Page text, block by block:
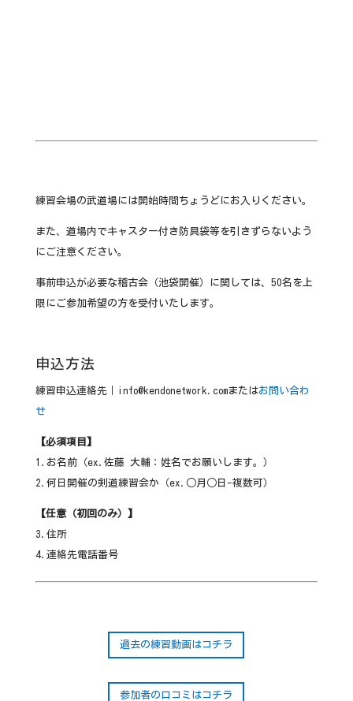
練習会場の武道場には開始時間ちょうどにお入りください。
また、道場内でキャスター付き防具袋等を引きずらないよう
にご注意ください。
事前申込が必要な稽古会（池袋開催）に関しては、50名を上
限にご参加希望の方を受付いたします。
申込方法
練習申込連絡先｜info@kendonetwork.comまたはお問い合わ
せ
【必須項目】
1.お名前（ex.佐藤 大輔：姓名でお願いします。）
2.何日開催の剣道練習会か（ex.○月○日-複数可）
【任意（初回のみ）】
3.住所
4.連絡先電話番号
過去の練習動画はコチラ
参加者の口コミはコチラ